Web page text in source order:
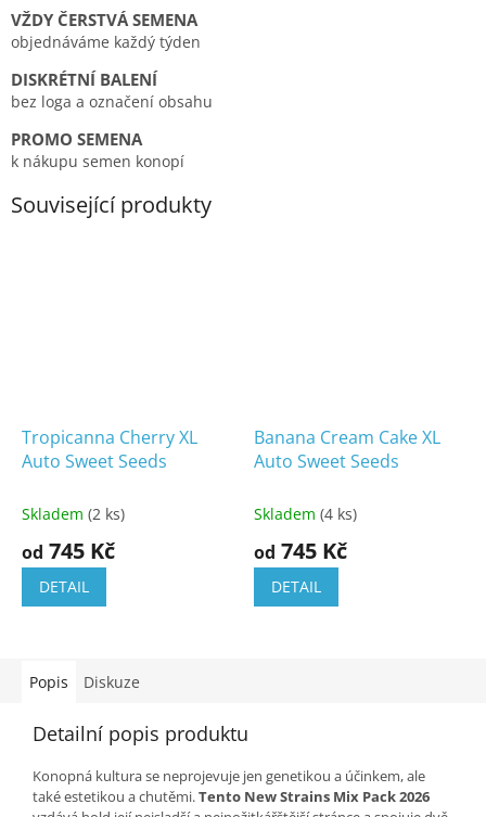
VŽDY ČERSTVÁ SEMENA
objednáváme každý týden
DISKRÉTNÍ BALENÍ
bez loga a označení obsahu
PROMO SEMENA
k nákupu semen konopí
Související produkty
Tropicanna Cherry XL
Auto Sweet Seeds
Skladem (2 ks)
od 745 Kč
DETAIL
Banana Cream Cake XL
Auto Sweet Seeds
Skladem (4 ks)
od 745 Kč
DETAIL
Popis Diskuze
Detailní popis produktu
Konopná kultura se neprojevuje jen genetikou a účinkem, ale
také estetikou a chutěmi.Tento New Strains Mix Pack 2026